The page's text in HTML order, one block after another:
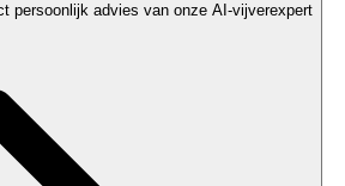
persoonlijk advies van onze AI-vijverexpert